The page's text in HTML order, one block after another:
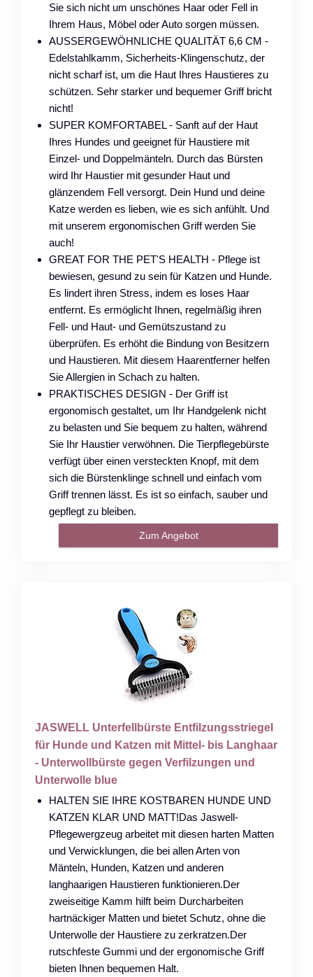
Sie sich nicht um unschönes Haar oder Fell in
Ihrem Haus, Möbel oder Auto sorgen müssen.
AUSSERGEWÖHNLICHE QUALITÄT 6,6 CM -
Edelstahlkamm, Sicherheits-Klingenschutz, der
nicht scharf ist, um die Haut Ihres Haustieres zu
schützen. Sehr starker und bequemer Griff bricht
nicht!
SUPER KOMFORTABEL - Sanft auf der Haut
Ihres Hundes und geeignet für Haustiere mit
Einzel- und Doppelmänteln. Durch das Bürsten
wird Ihr Haustier mit gesunder Haut und
glänzendem Fell versorgt. Dein Hund und deine
Katze werden es lieben, wie es sich anfühlt. Und
mit unserem ergonomischen Griff werden Sie
auch!
GREAT FOR THE PET'S HEALTH - Pflege ist
bewiesen, gesund zu sein für Katzen und Hunde.
Es lindert ihren Stress, indem es loses Haar
entfernt. Es ermöglicht Ihnen, regelmäßig ihren
Fell- und Haut- und Gemütszustand zu
überprüfen. Es erhöht die Bindung von Besitzern
und Haustieren. Mit diesem Haarentferner helfen
Sie Allergien in Schach zu halten.
PRAKTISCHES DESIGN - Der Griff ist
ergonomisch gestaltet, um Ihr Handgelenk nicht
zu belasten und Sie bequem zu halten, während
Sie Ihr Haustier verwöhnen. Die Tierpflegebürste
verfügt über einen versteckten Knopf, mit dem
sich die Bürstenklinge schnell und einfach vom
Griff trennen lässt. Es ist so einfach, sauber und
gepflegt zu bleiben.
Zum Angebot
JASWELL Unterfellbürste Entfilzungsstriegel
für Hunde und Katzen mit Mittel- bis Langhaar
- Unterwollbürste gegen Verfilzungen und
Unterwolle blue
HALTEN SIE IHRE KOSTBAREN HUNDE UND
KATZEN KLAR UND MATT!Das Jaswell-
Pflegewergzeug arbeitet mit diesen harten Matten
und Verwicklungen, die bei allen Arten von
Mänteln, Hunden, Katzen und anderen
langhaarigen Haustieren funktionieren.Der
zweiseitige Kamm hilft beim Durcharbeiten
hartnäckiger Matten und bietet Schutz, ohne die
Unterwolle der Haustiere zu zerkratzen.Der
rutschfeste Gummi und der ergonomische Griff
bieten Ihnen bequemen Halt.